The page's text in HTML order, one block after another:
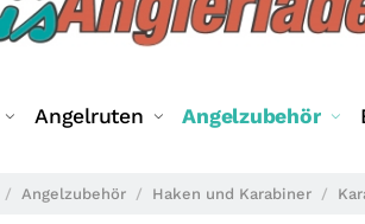
Angelruten Angelzubehör
Angelzubehör Haken und Karabiner